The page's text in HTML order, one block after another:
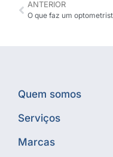
ANTERIOR
O que faz um
Quem somos
Serviços
Marcas